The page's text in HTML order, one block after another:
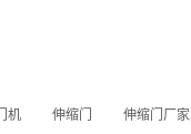
机 伸缩门 伸缩门厂家